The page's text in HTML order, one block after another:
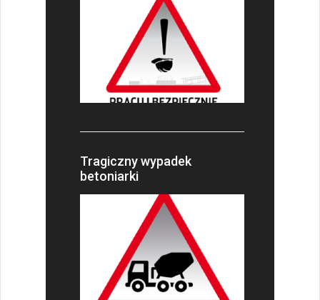
Tragiczny wypadek
betoniarki